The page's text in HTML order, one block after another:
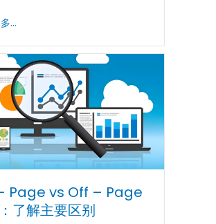
...
Page vs Off – Page
了解主要区别